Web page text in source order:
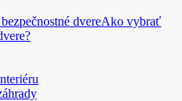
Ako vybrať